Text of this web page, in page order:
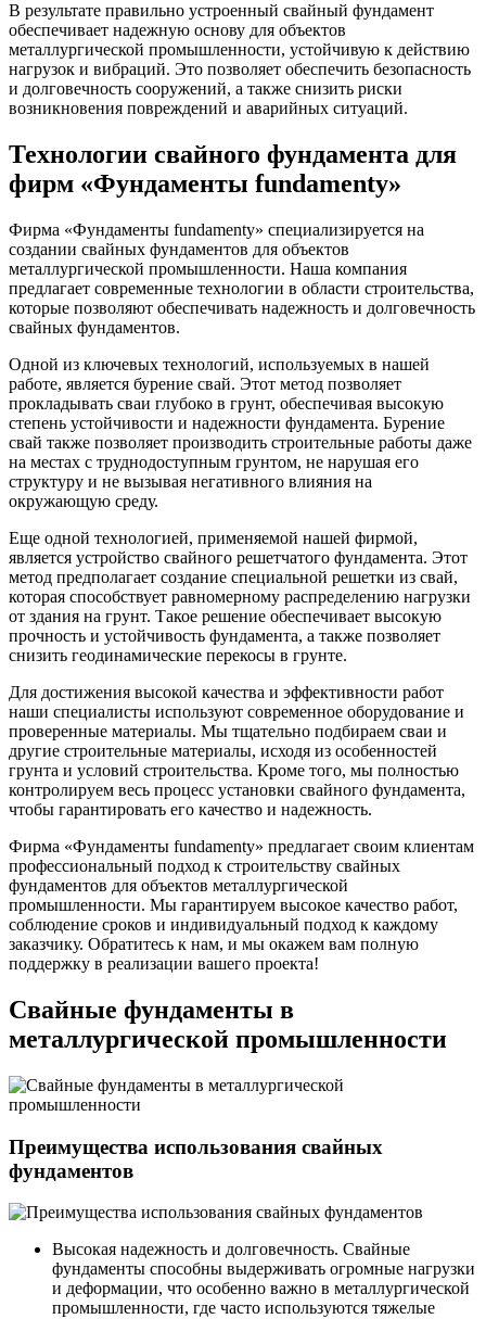
В результате правильно устроенный свайный фундамент
обеспечивает надежную основу для объектов
металлургической промышленности, устойчивую к действию
нагрузок и вибраций. Это позволяет обеспечить безопасность
и долговечность сооружений, а также снизить риски
возникновения повреждений и аварийных ситуаций.
Технологии свайного фундамента для
фирм «Фундаменты fundamenty»
Фирма «Фундаменты fundamenty» специализируется на
создании свайных фундаментов для объектов
металлургической промышленности. Наша компания
предлагает современные технологии в области строительства,
которые позволяют обеспечивать надежность и долговечность
свайных фундаментов.
Одной из ключевых технологий, используемых в нашей
работе, является бурение свай. Этот метод позволяет
прокладывать сваи глубоко в грунт, обеспечивая высокую
степень устойчивости и надежности фундамента. Бурение
свай также позволяет производить строительные работы даже
на местах с труднодоступным грунтом, не нарушая его
структуру и не вызывая негативного влияния на
окружающую среду.
Еще одной технологией, применяемой нашей фирмой,
является устройство свайного решетчатого фундамента. Этот
метод предполагает создание специальной решетки из свай,
которая способствует равномерному распределению нагрузки
от здания на грунт. Такое решение обеспечивает высокую
прочность и устойчивость фундамента, а также позволяет
снизить геодинамические перекосы в грунте.
Для достижения высокой качества и эффективности работ
наши специалисты используют современное оборудование и
проверенные материалы. Мы тщательно подбираем сваи и
другие строительные материалы, исходя из особенностей
грунта и условий строительства. Кроме того, мы полностью
контролируем весь процесс установки свайного фундамента,
чтобы гарантировать его качество и надежность.
Фирма «Фундаменты fundamenty» предлагает своим клиентам
профессиональный подход к строительству свайных
фундаментов для объектов металлургической
промышленности. Мы гарантируем высокое качество работ,
соблюдение сроков и индивидуальный подход к каждому
заказчику. Обратитесь к нам, и мы окажем вам полную
поддержку в реализации вашего проекта!
Свайные фундаменты в
металлургической промышленности
Преимущества использования свайных
фундаментов
Высокая надежность и долговечность. Свайные
фундаменты способны выдерживать огромные нагрузки
и деформации, что особенно важно в металлургической
промышленности, где часто используются тяжелые